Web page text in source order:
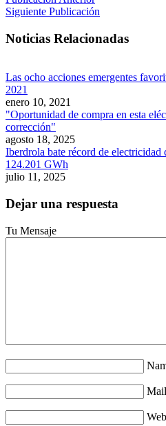
Siguiente Publicación
Noticias Relacionadas
Las ocho acciones emergentes
2021
enero 10, 2021
"Oportunidad de compra en esta
corrección"
agosto 18, 2025
Iberdrola bate récord de
124.201 GWh
julio 11, 2025
Dejar una respuesta
Tu Mensaje
Mail